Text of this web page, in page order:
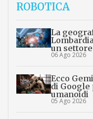
ROBOTICA
La
un settore
06 Ago 2026
Ecco
di Google
umanoidi
05 Ago 2026